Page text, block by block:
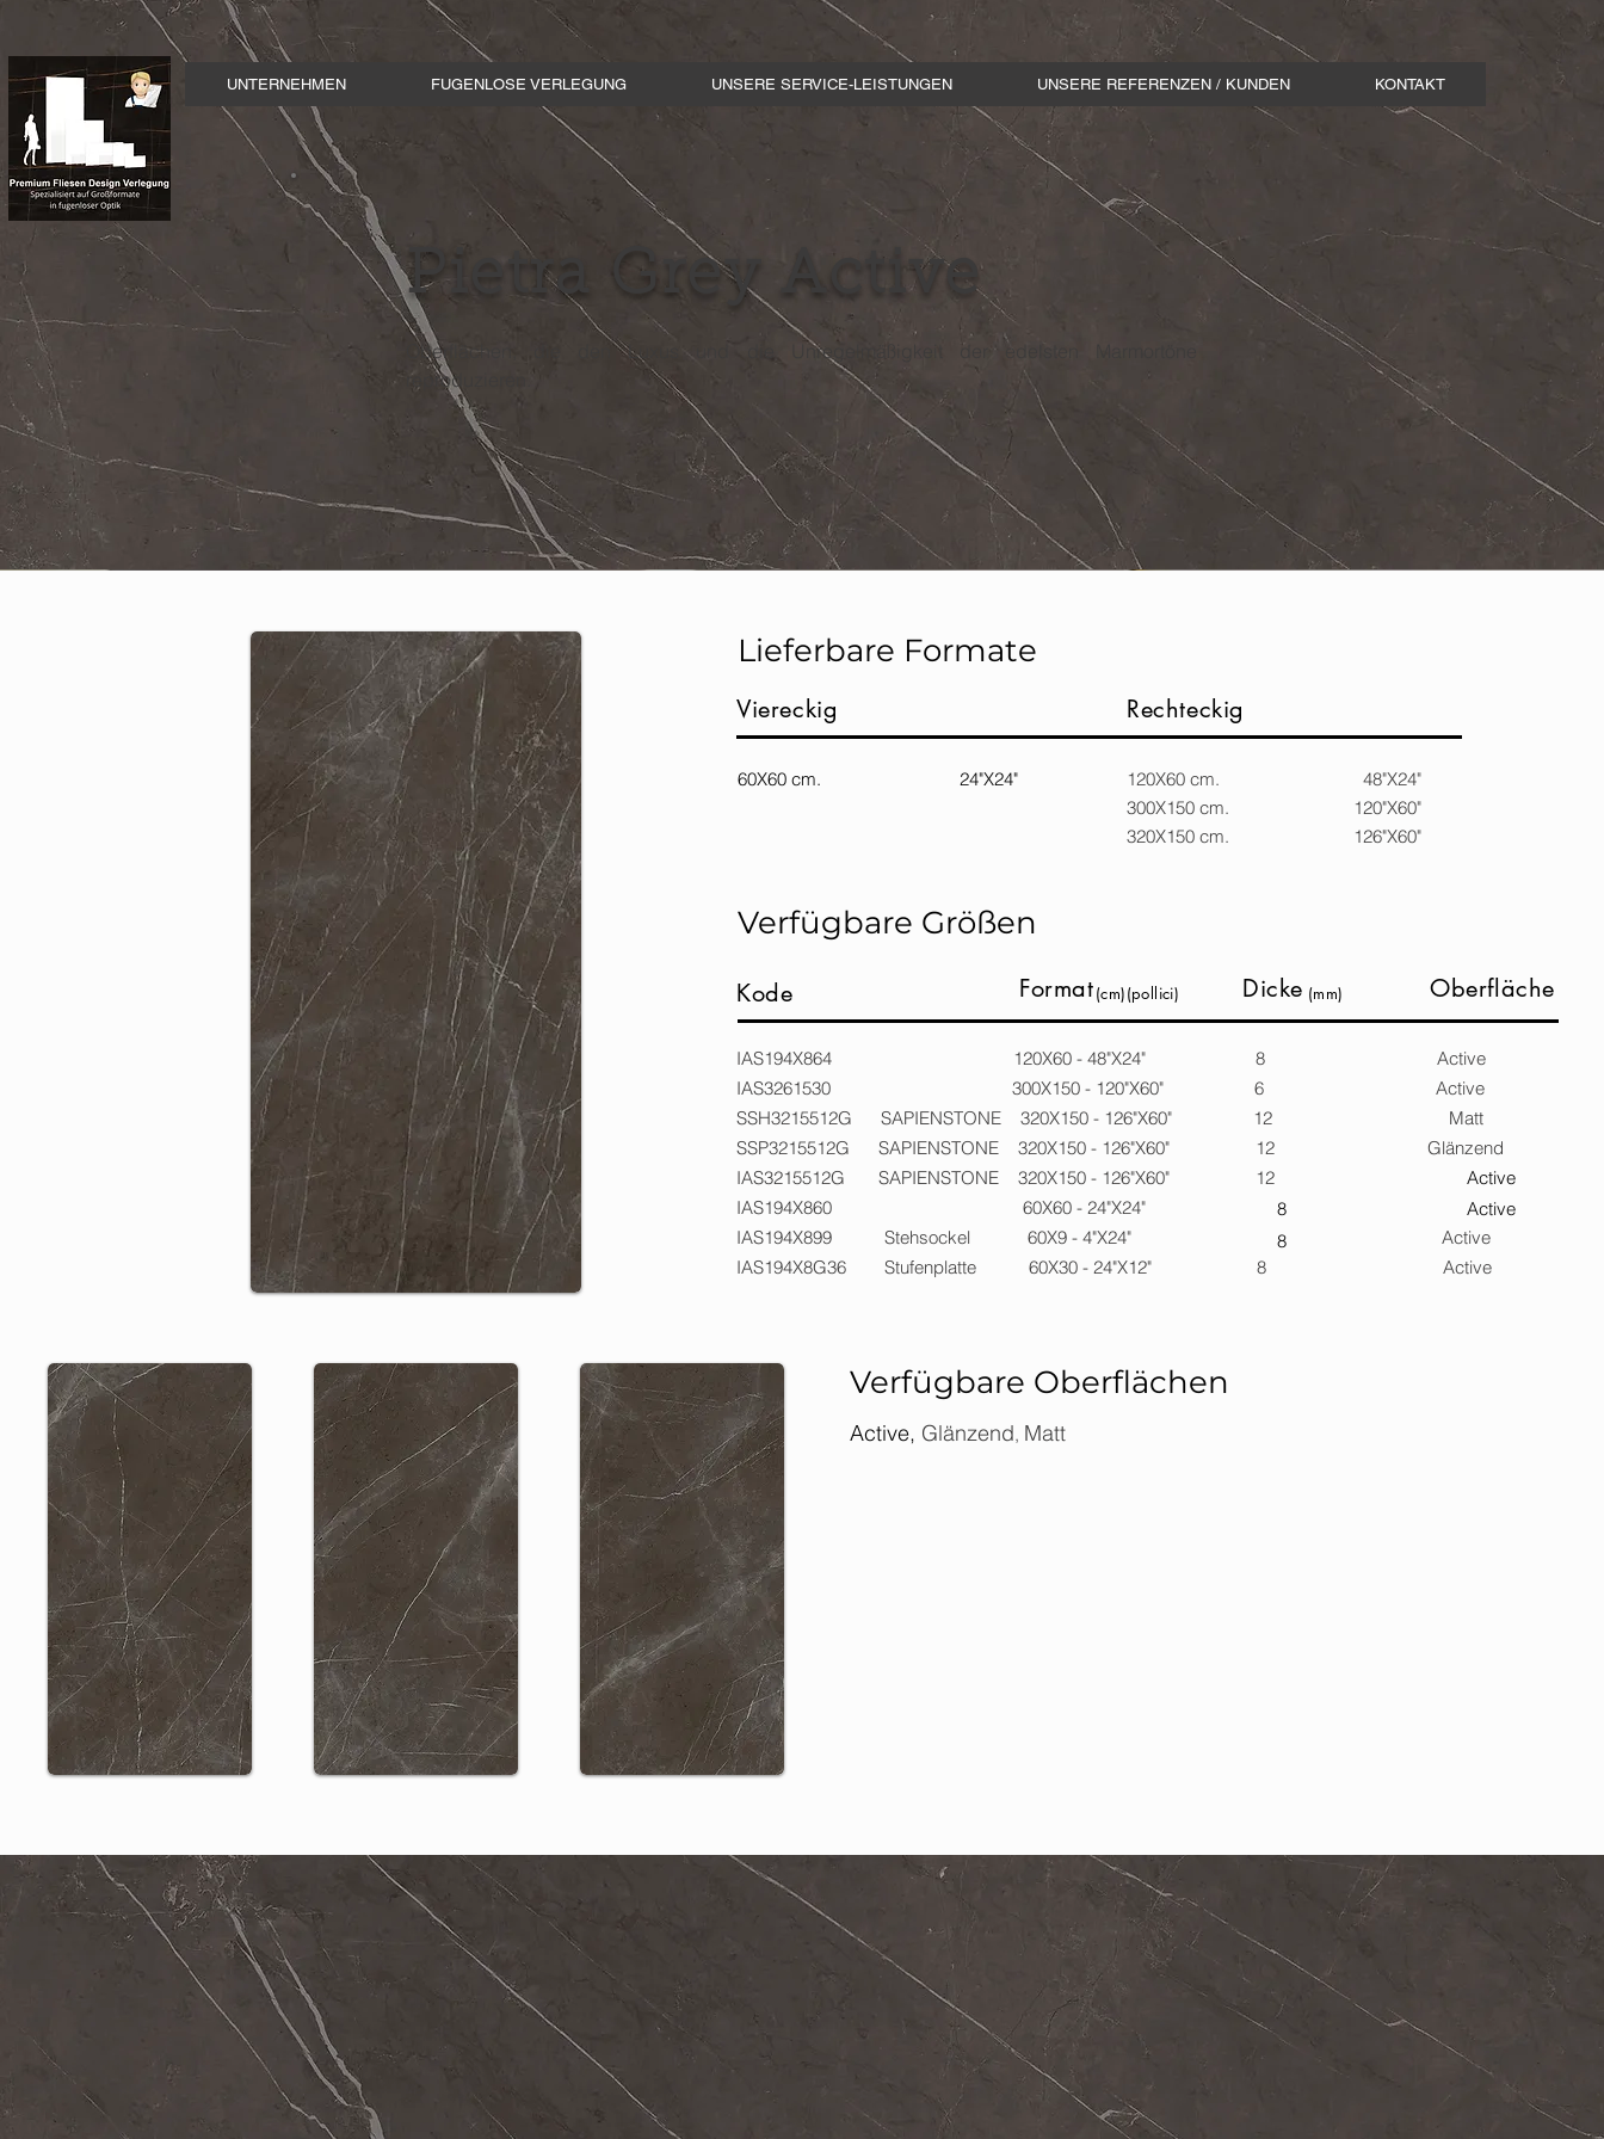
UNTERNEHMEN FUGENLOSE VERLEGUNG UNSERE SERVICE-LEISTUNGEN UNSERE REFERENZEN / KUNDEN KONTAKT
Pietra Grey Active
Oberflächen, die den Luxus und die Unregelmäßigkeit der edelsten Marmortöne
reproduzieren.
Lieferbare Formate
Viereckig Rechteckig
60X60 cm. 24"X24"
120X60 cm. 48"X24"
300X150 cm. 120"X60"
320X150 cm. 126"X60"
Verfügbare Größen
Kode Format(cm)(pollici) Dicke (mm) Oberfläche
IAS194X864 120X60 - 48"X24" 8 Active
IAS3261530 300X150 - 120"X60" 6 Active
SSH3215512G SAPIENSTONE 320X150 - 126"X60" 12 Matt
SSP3215512G SAPIENSTONE 320X150 - 126"X60" 12 Glänzend
IAS3215512G SAPIENSTONE 320X150 - 126"X60" 12
IAS194X860 60X60 - 24"X24"
IAS194X899 Stehsockel 60X9 - 4"X24" Active
IAS194X8G36 Stufenplatte 60X30 - 24"X12" 8 Active
8
8 Active
Active
Verfügbare Oberflächen
Active, Glänzend, Matt